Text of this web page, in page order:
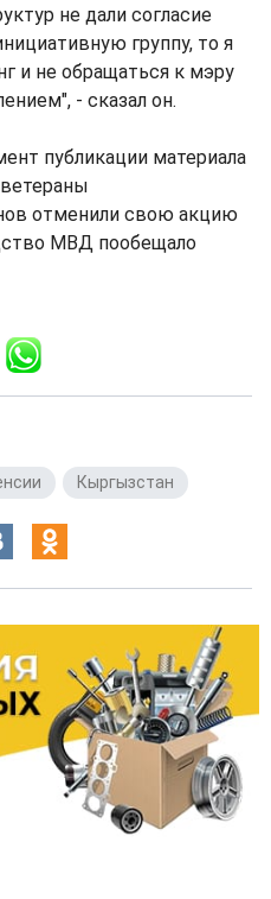
не дали согласие
группу, то я
и не обращаться к мэру
- сказал он.
публикации материала
отменили свою акцию
МВД пообещало
Кыргызстан